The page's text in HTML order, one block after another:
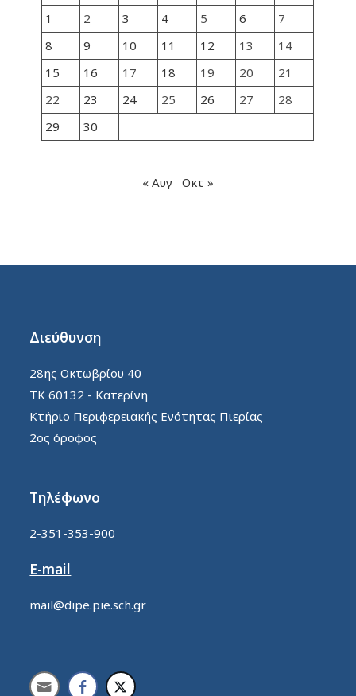
1
2 3 4 5 6
7
8
9 10 11 12 13
14
15
16 17 18 19 20
21
22
23 24 25 26 27
28
29
30
« Αυγ Οκτ »
Διεύθυνση
28ης Οκτωβρίου 40
ΤΚ 60132 - Κατερίνη
Κτήριο Περιφερειακής Ενότητας Πιερίας
2ος όροφος
Τηλέφωνο
2-351-353-900
E-mail
mail@dipe.pie.sch.gr